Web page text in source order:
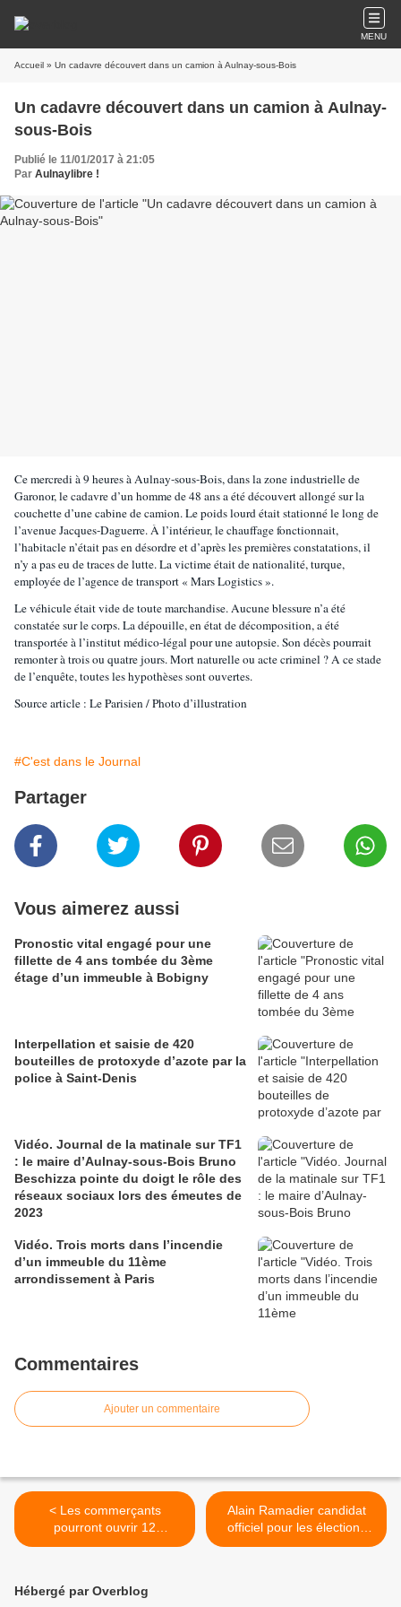
MENU
Accueil » Un cadavre découvert dans un camion à Aulnay-sous-Bois
Un cadavre découvert dans un camion à Aulnay-
sous-Bois
Publié le 11/01/2017 à 21:05
Par Aulnaylibre !
Ce mercredi à 9 heures à Aulnay-sous-Bois, dans la zone industrielle de
Garonor, le cadavre d’un homme de 48 ans a été découvert allongé sur la
couchette d’une cabine de camion. Le poids lourd était stationné le long de
l’avenue Jacques-Daguerre. À l’intérieur, le chauffage fonctionnait,
l’habitacle n’était pas en désordre et d’après les premières constatations, il
n’y a pas eu de traces de lutte. La victime était de nationalité, turque,
employée de l’agence de transport « Mars Logistics ».
Le véhicule était vide de toute marchandise. Aucune blessure n’a été
constatée sur le corps. La dépouille, en état de décomposition, a été
transportée à l’institut médico-légal pour une autopsie. Son décès pourrait
remonter à trois ou quatre jours. Mort naturelle ou acte criminel ? A ce stade
de l’enquête, toutes les hypothèses sont ouvertes.
Source article : Le Parisien / Photo d’illustration
#C'est dans le Journal
Partager
Vous aimerez aussi
Pronostic vital engagé pour une
fillette de 4 ans tombée du 3ème
étage d’un immeuble à Bobigny
Interpellation et saisie de 420
bouteilles de protoxyde d’azote par la
police à Saint-Denis
Vidéo. Journal de la matinale sur TF1
: le maire d’Aulnay-sous-Bois Bruno
Beschizza pointe du doigt le rôle des
réseaux sociaux lors des émeutes de
2023
Vidéo. Trois morts dans l’incendie
d’un immeuble du 11ème
arrondissement à Paris
Commentaires
Ajouter un commentaire
< Les commerçants
pourront ouvrir 12
dimanches dans l’année à
Alain Ramadier candidat
officiel pour les élections
législatives en juin 2017 à
Hébergé par Overblog